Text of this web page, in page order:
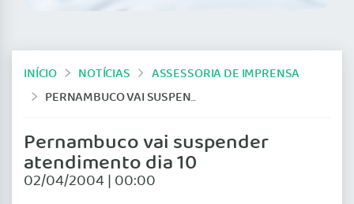
INÍCIO NOTÍCIAS
ASSESSORIA DE IMPRENSA
PERNAMBUCO VAI SUSPENDER ATENDIMENTO DIA 10
Pernambuco vai suspender
atendimento dia 10
02/04/2004 | 00:00